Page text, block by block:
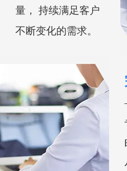
量， 持续满足客户
不断变化的需求。